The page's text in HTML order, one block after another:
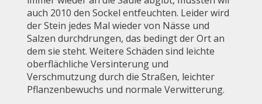
auch 2010 den Sockel entfeuchten. Leider wird
der Stein jedes Mal wieder von Nässe und
Salzen durchdrungen, das bedingt der Ort an
dem sie steht. Weitere Schäden sind leichte
oberflächliche Versinterung und
Verschmutzung durch die Straßen, leichter
Pflanzenbewuchs und normale Verwitterung.